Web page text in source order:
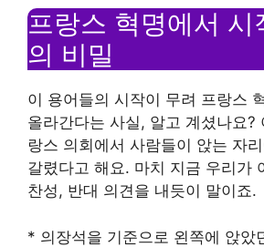
프랑스 혁명에서 시
의 비밀
이 용어들의 시작이 무려 프랑스
올라간다는 사실, 알고 계셨나요?
랑스 의회에서 사람들이 앉는 자
갈렸다고 해요. 마치 지금 우리가
찬성, 반대 의견을 내듯이 말이죠.
* 의장석을 기준으로 왼쪽에 앉았